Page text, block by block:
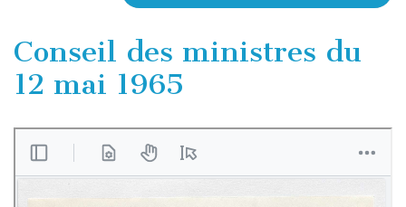
PUBLICATIONS
NEWS
PEDAGOGICAL AREA
Conseil des ministres du
12 mai 1965